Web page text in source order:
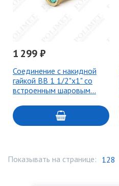
1 299 ₽
Соединение с накидной
гайкой ВВ 1 1/2"х1" со
встроенным шаровым…
Показывать на странице: